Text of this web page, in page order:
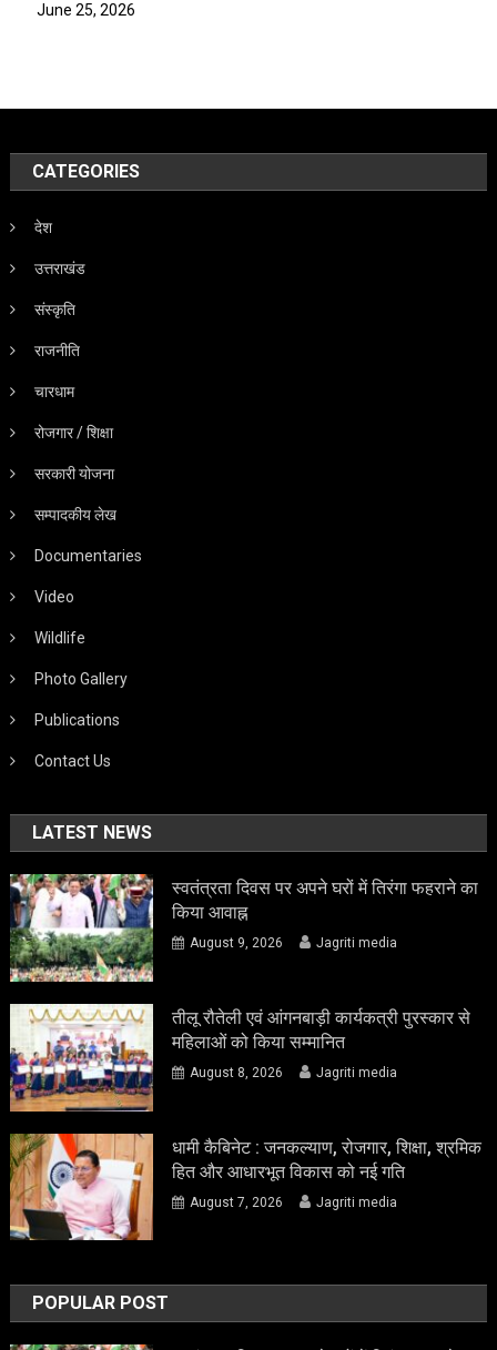
June 25, 2026
CATEGORIES
देश
उत्तराखंड
संस्कृति
राजनीति
चारधाम
रोजगार / शिक्षा
सरकारी योजना
सम्पादकीय लेख
Documentaries
Video
Wildlife
Photo Gallery
Publications
Contact Us
LATEST NEWS
स्वतंत्रता दिवस पर अपने घरों में तिरंगा फहराने का
किया आवाह्न
August 9, 2026 Jagriti media
तीलू रौतेली एवं आंगनबाड़ी कार्यकत्री पुरस्कार से
महिलाओं को किया सम्मानित
August 8, 2026 Jagriti media
धामी कैबिनेट : जनकल्याण, रोजगार, शिक्षा, श्रमिक
हित और आधारभूत विकास को नई गति
August 7, 2026 Jagriti media
POPULAR POST